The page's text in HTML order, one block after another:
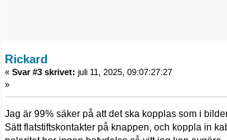
Rickard
« Svar #3 skrivet: juli 11, 2025, 09:07:27:27
»
Jag är 99% säker på att det ska kopplas som i
Sätt flatstiftskontakter på knappen, och koppla in